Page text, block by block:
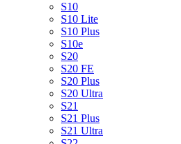
S10
S10 Lite
S10 Plus
S10e
S20
S20 FE
S20 Plus
S20 Ultra
S21
S21 Plus
S21 Ultra